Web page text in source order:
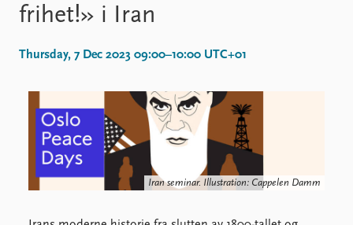
Recorded events
Annual Peace Address
Event archive
Topics
Projects
Project archive
Funders
Locations
frihet!» i Iran
Thursday, 7 Dec 2023 09:00–10:00 UTC+01
Iran seminar. Illustration: Cappelen Damm